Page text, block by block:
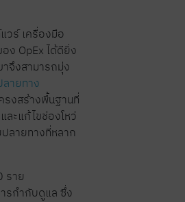
วร์ เครื่องมือ
ง OpEx ได้ดียิ่ง
จึงสามารถมุ่ง
ายทาง
รงสร้างพื้นฐานที่
ะแก้ไขช่องโหว่
ลายทางที่หลาก
ราย
รกำกับดูแล ซึ่ง